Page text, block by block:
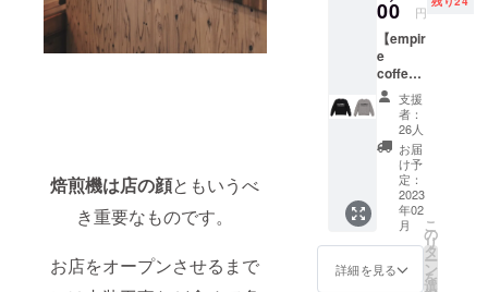
焙煎機は店の顔ともいうべ
き重要なものです。
お店をオープンさせるまで
す。 肌
ざわり
がよく
高級感
があり
ながら
も、厚
手でタ
フな生
地も魅
力のひ
とつ。
今っぽ
いレイ
クなシ
ルス
ウェッ
トパー
カーを
お届け
致しま
す。
12.0オ
ンス
（裏起
毛）と
ヴィー
ウエイ
トフー
ディー
00 円
【empir
e
coffee
roaster
s ス
ウェッ
トシャ
ツ +ド
リップ
バッグ
】】 こ
のプロ
ジェク
トで設
支援
者：
26人
お届
け予
定：
2023
年02
月
詳細を見る
こ
の
リ
タ
ー
ン
を
選